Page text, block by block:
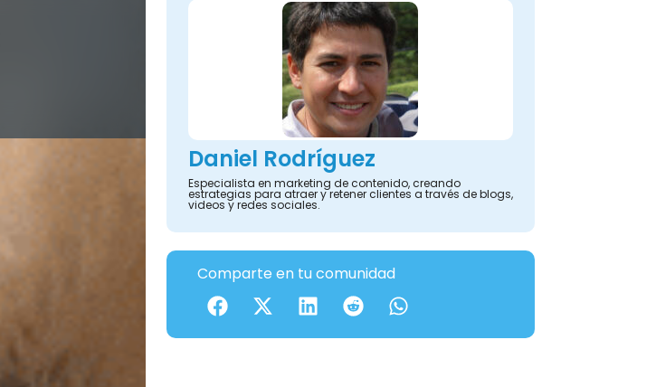
Daniel Rodríguez
Especialista en marketing de contenido, creando
estrategias para atraer y retener clientes a través de blogs,
videos y redes sociales.
Comparte en tu comunidad